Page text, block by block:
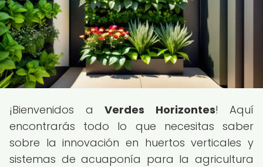
¡Bienvenidos a Verdes Horizontes! Aquí
encontrarás todo lo que necesitas saber
sobre la innovación en huertos verticales y
sistemas de acuaponía para la agricultura